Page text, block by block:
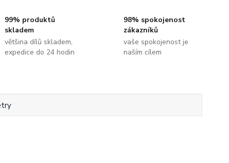
99% produktů
skladem
většina dílů skladem,
expedice do 24 hodin
98% spokojenost
zákazníků
vaše spokojenost je
naším cílem